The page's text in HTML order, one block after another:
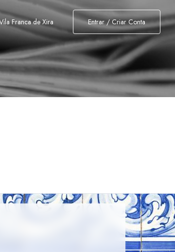
Franca de Xira Entrar / Criar Conta